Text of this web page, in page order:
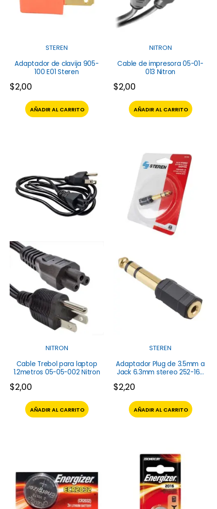
STEREN
Adaptador de clavija 905-
100 E01 Steren
$2,00
AÑADIR AL CARRITO
NITRON
Cable de impresora 05-01-
013 Nitron
$2,00
AÑADIR AL CARRITO
NITRON
Cable Trebol para laptop
1.2metros 05-05-002 Nitron
$2,00
AÑADIR AL CARRITO
STEREN
Adaptador Plug de 3.5mm a
Jack 6.3mm stereo 252-160
$2,20
AÑADIR AL CARRITO